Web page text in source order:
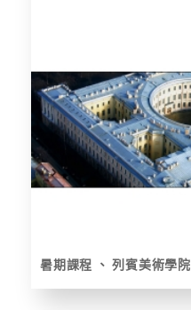
暑期課程 列賓美術學院